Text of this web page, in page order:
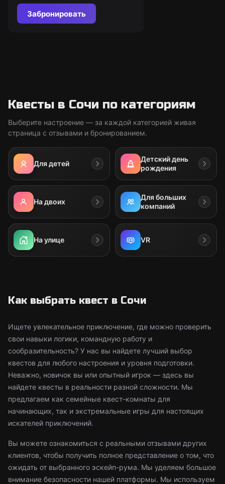
Забронировать
Квесты в Сочи по категориям
Выберите настроение — за каждой категорией живая
страница с отзывами и бронированием.
Для детей
Детский день
рождения
На двоих
Для больших
компаний
На улице VR
Как выбрать квест в Сочи
Ищете увлекательное приключение, где можно проверить
свои навыки логики, командную работу и
сообразительность? У нас вы найдете лучший выбор
квестов для любого настроения и уровня подготовки.
Неважно, новичок вы или опытный игрок — здесь вы
найдете квесты в реальности разной сложности. Мы
предлагаем как семейные квест-комнаты для
начинающих, так и экстремальные игры для настоящих
искателей приключений.
Вы можете ознакомиться с реальными отзывами других
клиентов, чтобы получить полное представление о том, что
ожидать от выбранного эскейп-рума. Мы уделяем большое
внимание безопасности нашей платформы. Мы используем